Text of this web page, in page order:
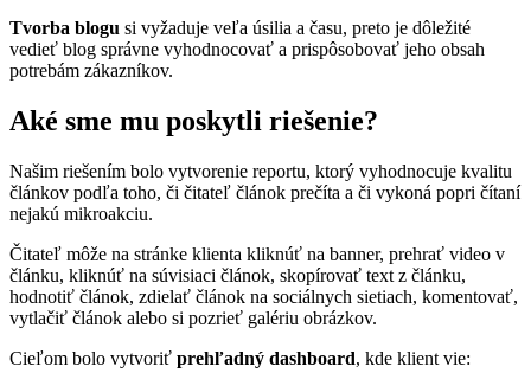
Tvorba blogu si vyžaduje veľa úsilia a času, preto je dôležité
vedieť blog správne vyhodnocovať a prispôsobovať jeho obsah
potrebám zákazníkov.
Aké sme mu poskytli riešenie?
Našim riešením bolo vytvorenie reportu, ktorý vyhodnocuje kvalitu
článkov podľa toho, či čitateľ článok prečíta a či vykoná popri čítaní
nejakú mikroakciu.
Čitateľ môže na stránke klienta kliknúť na banner, prehrať video v
článku, kliknúť na súvisiaci článok, skopírovať text z článku,
hodnotiť článok, zdielať článok na sociálnych sietiach, komentovať,
vytlačiť článok alebo si pozrieť galériu obrázkov.
Cieľom bolo vytvoriť prehľadný dashboard, kde klient vie: